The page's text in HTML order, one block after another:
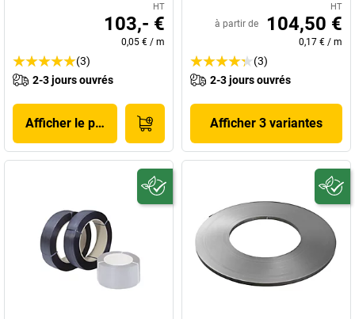
HT
103,- €
0,05 € / m
(3)
2-3 jours ouvrés
Afficher le produit
HT
à partir de 104,50 €
0,17 € / m
(3)
2-3 jours ouvrés
Afficher 3 variantes